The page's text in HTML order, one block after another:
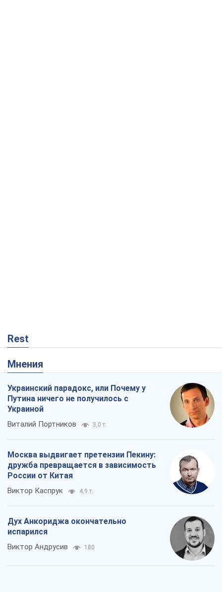
Rest
Мнения
Украинский парадокс, или Почему у
Путина ничего не получилось с
Украиной
Виталий Портников 3,0 т.
Москва выдвигает претензии Пекину:
дружба превращается в зависимость
России от Китая
Виктор Каспрук 4,9 т.
Дух Анкориджа окончательно
испарился
Виктор Андрусив 180